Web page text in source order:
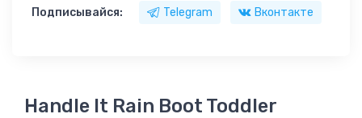
Подписывайся: Telegram Вконтакте
Handle It Rain Boot Toddler